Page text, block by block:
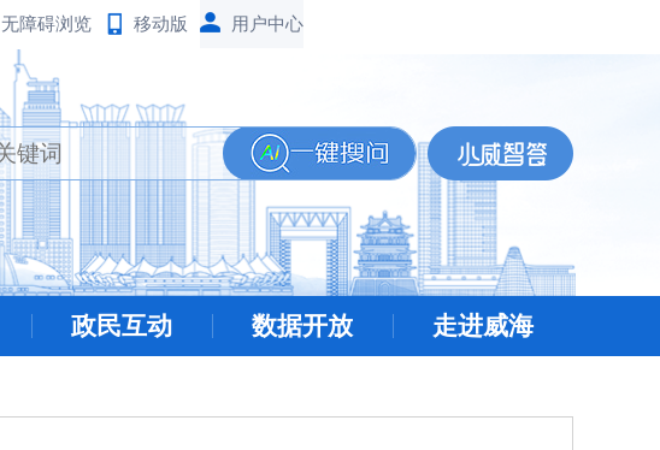
无障碍浏览 移动版
政民互动 数据开放 走进威海